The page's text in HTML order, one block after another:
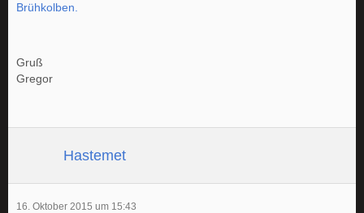
Brühkolben.
Gruß
Gregor
Hastemet
16. Oktober 2015 um 15:43